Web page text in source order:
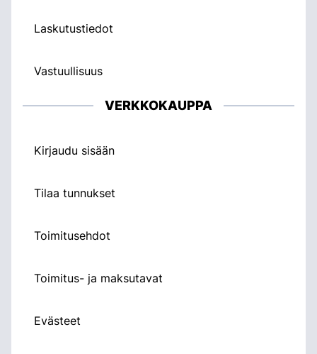
Laskutustiedot
Vastuullisuus
VERKKOKAUPPA
Kirjaudu sisään
Tilaa tunnukset
Toimitusehdot
Toimitus- ja maksutavat
Evästeet